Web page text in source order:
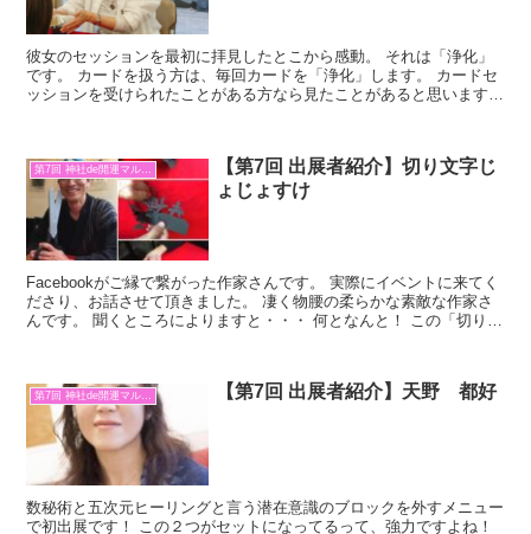
彼女のセッションを最初に拝見したとこから感動。 それは「浄化」
です。 カードを扱う方は、毎回カードを「浄化」します。 カードセ
ッションを受けられたことがある方なら見たことがあると思います。
第7回 神社de開運マルシェ
【第7回 出展者紹介】切り文字じ
ょじょすけ
Facebookがご縁で繋がった作家さんです。 実際にイベントに来てく
ださり、お話させて頂きました。 凄く物腰の柔らかな素敵な作家さ
んです。 聞くところによりますと・・・ 何となんと！ この「切り文
第7回 神社de開運マルシェ 【第7回 出展者紹介】天野 都好
数秘術と五次元ヒーリングと言う潜在意識のブロックを外すメニュー
で初出展です！ この２つがセットになってるって、強力ですよね！